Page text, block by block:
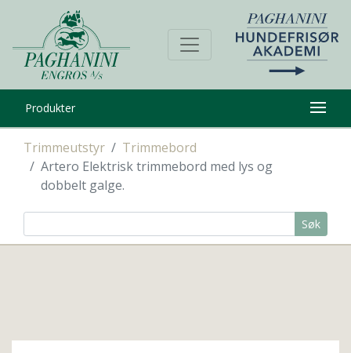
Produkter
Trimmeutstyr
Trimmebord
Artero Elektrisk trimmebord med lys og
dobbelt galge.
Søk